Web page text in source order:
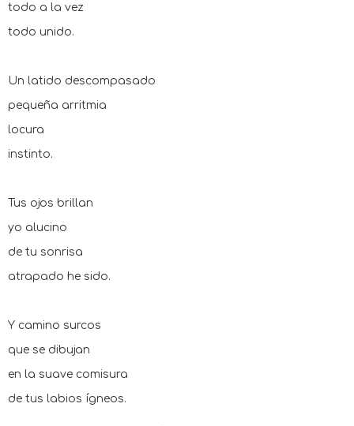
todo a la vez
todo unido.
Un latido descompasado
pequeña arritmia
locura
instinto.
Tus ojos brillan
yo alucino
de tu sonrisa
atrapado he sido.
Y camino surcos
que se dibujan
en la suave comisura
de tus labios ígneos.